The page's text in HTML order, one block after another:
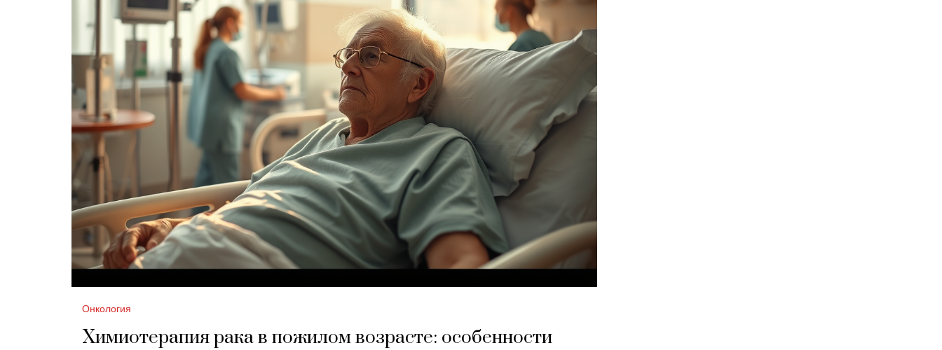
Онкология
Химиотерапия рака в пожилом возрасте: особенности